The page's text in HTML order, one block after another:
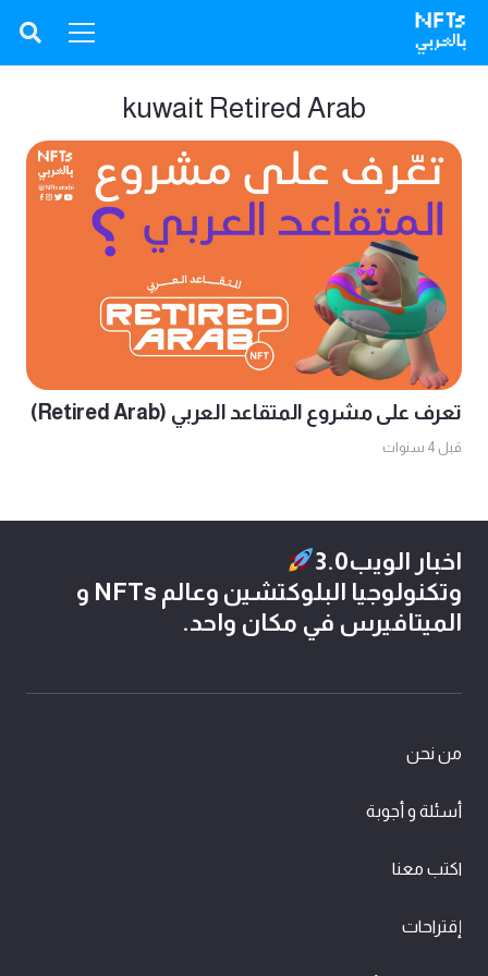
kuwait Retired Arab
تعرف على مشروع المتقاعد العربي (Retired Arab)
قبل 4 سنوات
اخبار الويب3.0
وتكنولوجيا البلوكتشين وعالم NFTs و
الميتافيرس في مكان واحد.
من نحن
أسئلة و أجوبة
اكتب معنا
إقتراحات